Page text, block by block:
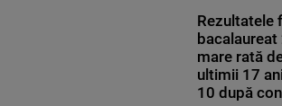
Rezultatele
bacalaureat
mare rată
ultimii 17
10 după